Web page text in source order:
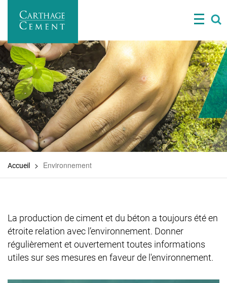
contenu
Accueil Environnement
La production de ciment et du béton a toujours été en
étroite relation avec l’environnement. Donner
régulièrement et ouvertement toutes informations
utiles sur ses mesures en faveur de l'environnement.